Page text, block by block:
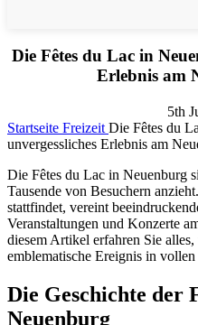
Die Fêtes du Lac in
Erlebnis am
5th
Startseite Freizeit Die Fêtes du
unvergessliches Erlebnis am
Die Fêtes du Lac in Neuenburg
Tausende von Besuchern
stattfindet, vereint
Veranstaltungen und Konzerte
diesem Artikel erfahren Sie
emblematische Ereignis in
Die Geschichte der
Neuenburg